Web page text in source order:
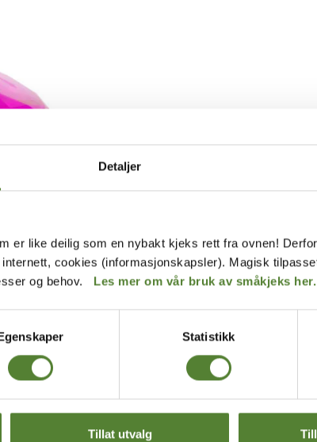
Detaljer
er like deilig som en nybakt kjeks rett fra ovnen!
cookies (informasjonskapsler). Magisk
og behov. Les mer om vår bruk av småkjeks her.
Statistikk
Tillat utvalg